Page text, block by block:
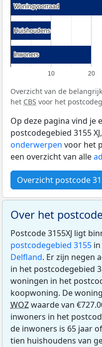
10 20
Woningvoorraad
Woningvoorraad
Huishoudens
Huishoudens
Inwoners
Inwoners
Overzicht van de
het CBS voor het
Op deze pagina vind je
postcodegebied 3155
onderwerpen voor het
een overzicht van alle
Overzicht postcode
Over het
Postcode 3155XJ ligt
postcodegebied 3155
Delfland. Er zijn negen
in het postcodegebied
woningen in het
koopwoning. De
WOZwaarde van
inwoners in het
de inwoners is 65 jaar
tien huishoudens van